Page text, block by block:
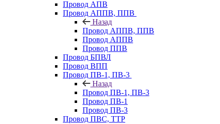
Провод АПВ
Провод АППВ, ППВ
Назад
Провод АППВ, ППВ
Провод АППВ
Провод ППВ
Провод БПВЛ
Провод ВПП
Провод ПВ-1, ПВ-3
Назад
Провод ПВ-1, ПВ-3
Провод ПВ-1
Провод ПВ-3
Провод ПВС, ТТР